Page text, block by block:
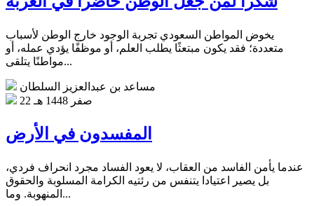
يخوض المواطن السعودي تجربة الوجود خارج الوطن لأسباب
متعددة؛ فقد يكون مبتعثًا يطلب العلم، أو موظفًا يؤدي عمله، أو
مواطنًا يتلقى...
مساعد بن عبدالعزيز السلطان
22 صفر 1448 هـ
المفسدون في الأرض
عندما يأمن الفاسد من العقاب، لا يعود الفساد مجرد انحراف فردي،
بل يصير اعتيادا يتنفس من رئتيه الكرامة المسلوبة والحقوق
المنهوبة. وما...